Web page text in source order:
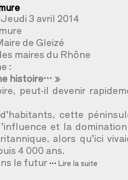
3 avril 2014
de Gleizé
maires du Rhône
:
histoire… »
peut-il devenir
cette
et la
alors qu’ici
4 000 ans.
le futur … Lire la suite